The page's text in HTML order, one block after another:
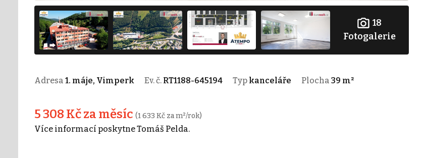
18
Fotogalerie
Adresa 1. máje, Vimperk Ev. č. RT1188-645194 Typ kanceláře Plocha 39 m²
5 308 Kč za měsíc (1 633 Kč za m²/rok)
Více informací poskytne Tomáš Pelda.